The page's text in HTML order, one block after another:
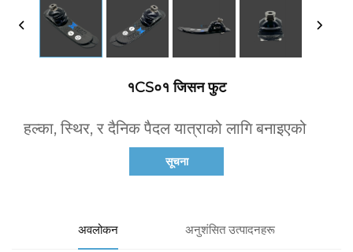
१CS०१ जिसन फुट
हल्का, स्थिर, र दैनिक पैदल यात्राको लागि बनाइएको
सूचना
अवलोकन अनुशंसित उत्पादनहरू